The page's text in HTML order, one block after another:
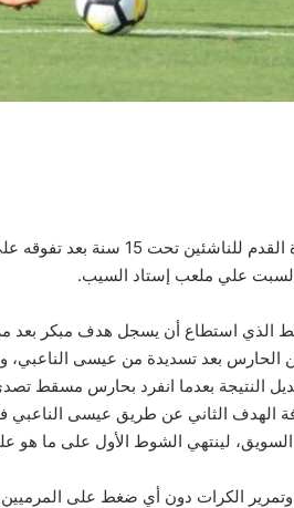
ظفر فريق مسقط بالمركز الثالث لدوري
علي ملعب إستاد السيب.
الحارس بعد تسديدة من عيسى الناعبي،
النتيجة بعدما انفرد بحارس مسقط تصدى
لينتهي الشوط الأول على ما هو
وتمرير الكرات دون أي ضغط على